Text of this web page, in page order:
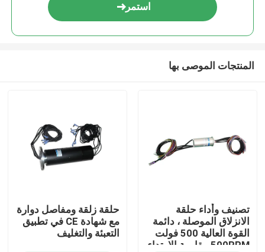
استمر
المنتجات الموصى بها
تصنيف وأداء حلقة
الانزلاق الموصلة ، دائمة
القوة العالية 500 فولت
500RPM مقاومة الارتداء
حلقة زلقة ومفاصل دوارة
مع شهادة CE في تطبيق
التعبئة والتغليف